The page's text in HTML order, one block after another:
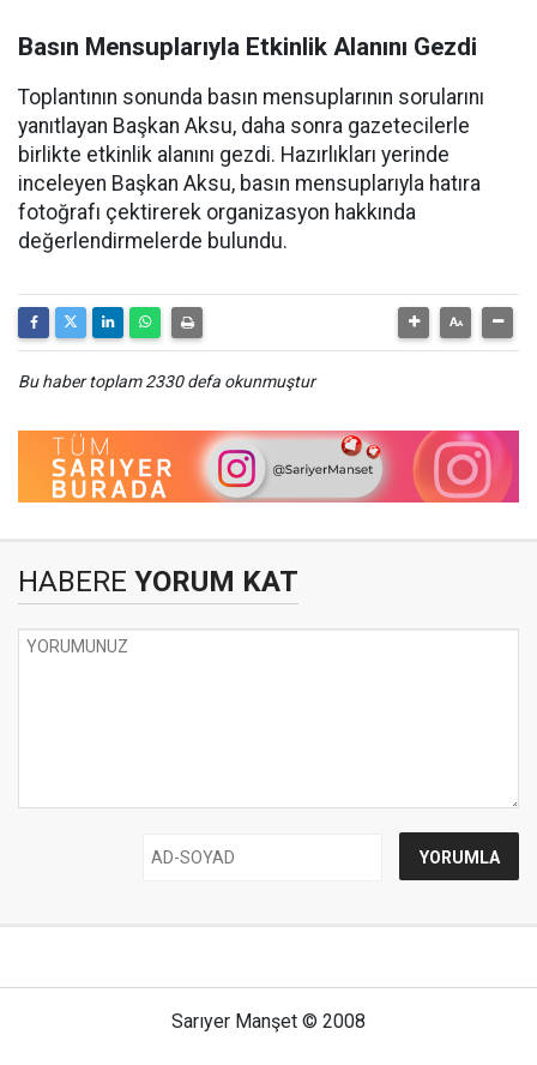
Basın Mensuplarıyla Etkinlik Alanını Gezdi
Toplantının sonunda basın mensuplarının sorularını
yanıtlayan Başkan Aksu, daha sonra gazetecilerle
birlikte etkinlik alanını gezdi. Hazırlıkları yerinde
inceleyen Başkan Aksu, basın mensuplarıyla hatıra
fotoğrafı çektirerek organizasyon hakkında
değerlendirmelerde bulundu.
Bu haber toplam 2330 defa okunmuştur
HABERE YORUM KAT
Sarıyer Manşet © 2008